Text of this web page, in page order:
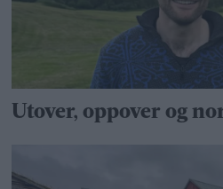
Utover, oppover og